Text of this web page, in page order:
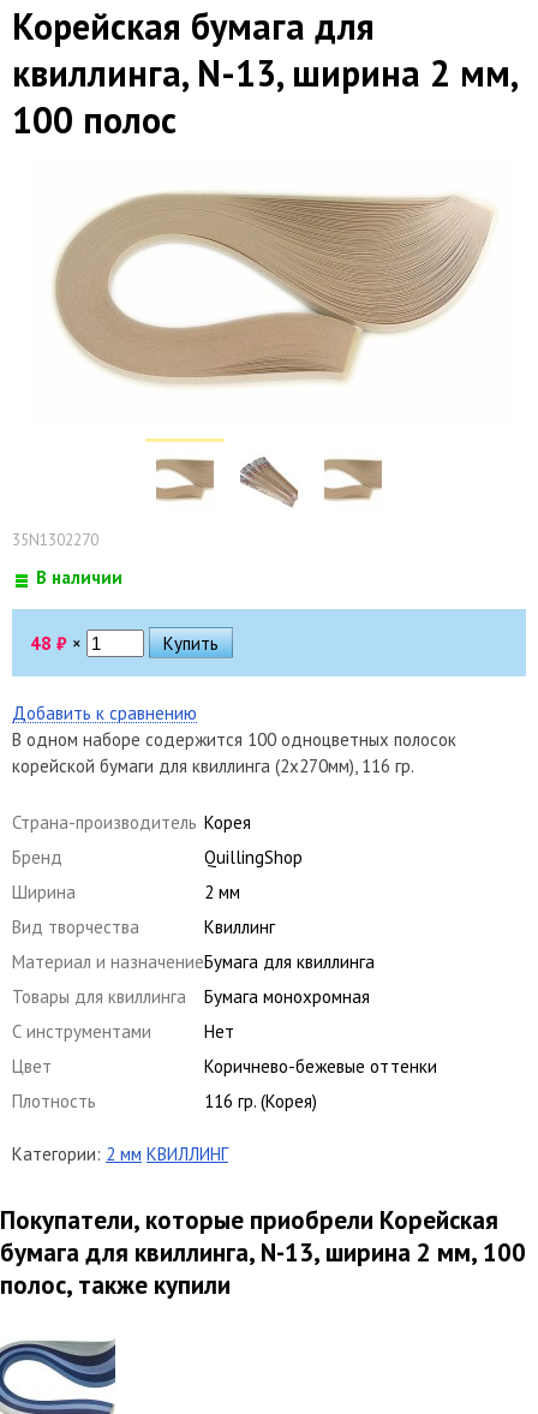
Корейская бумага для
квиллинга, N-13, ширина 2 мм,
100 полос
35N1302270
В наличии
48 ₽ ×
Добавить к сравнению
В одном наборе содержится 100 одноцветных полосок
корейской бумаги для квиллинга (2х270мм), 116 гр.
Страна-производитель Корея
Бренд
QuillingShop
Ширина
2 мм
Вид творчества
Квиллинг
Материал и назначениеБумага для квиллинга
Товары для квиллинга
Бумага монохромная
С инструментами
Нет
Цвет
Коричнево-бежевые оттенки
Плотность
116 гр. (Корея)
Категории: 2 мм КВИЛЛИНГ
Покупатели, которые приобрели Корейская
бумага для квиллинга, N-13, ширина 2 мм, 100
полос, также купили